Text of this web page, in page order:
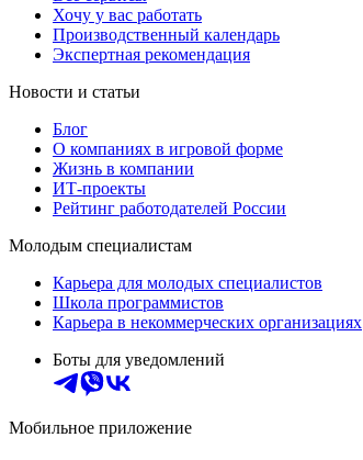
Хочу у вас работать
Производственный календарь
Экспертная рекомендация
Новости и статьи
Блог
О компаниях в игровой форме
Жизнь в компании
ИТ-проекты
Рейтинг работодателей России
Молодым специалистам
Карьера для молодых специалистов
Школа программистов
Карьера в некоммерческих организациях
Боты для уведомлений
Мобильное приложение